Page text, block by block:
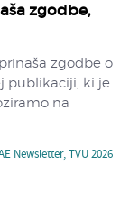
zgodbe,
zgodbe o
publikaciji, ki je
na
Newsletter,TVU 2026